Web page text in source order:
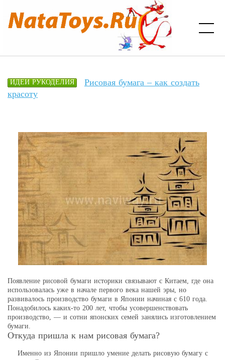
ИДЕИ РУКОДЕЛИЯ
Рисовая бумага – как создать
красоту
Появление рисовой бумаги историки связывают с Китаем, где она
использовалась уже в начале первого века нашей эры, но
развивалось производство бумаги в Японии начиная с 610 года.
Понадобилось каких-то 200 лет, чтобы усовершенствовать
производство, — и сотни японских семей занялись изготовлением
бумаги.
Откуда пришла к нам рисовая бумага?
Именно из Японии пришло умение делать рисовую бумагу с